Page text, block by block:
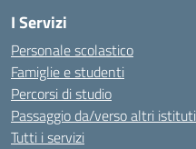
I Servizi
Personale scolastico
Famiglie e studenti
Percorsi di studio
Passaggio da/verso altri istituti
Tutti i servizi